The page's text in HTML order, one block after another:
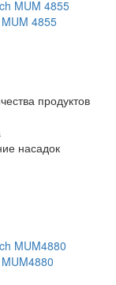
4855
продуктов
насадок